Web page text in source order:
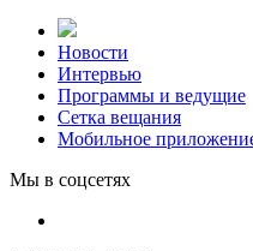
Новости
Интервью
Программы и ведущие
Сетка вещания
Мобильное
Мы в соцсетях